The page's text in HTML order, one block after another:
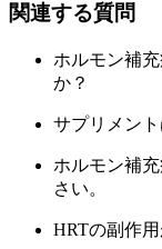
関連する質問
ホルモン補
か？
サプリメン
ホルモン補
さい。
HRTの副作用